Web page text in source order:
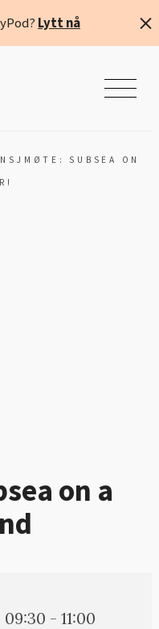
Lytt nå
SUBSEA ON
on a
- 11:00